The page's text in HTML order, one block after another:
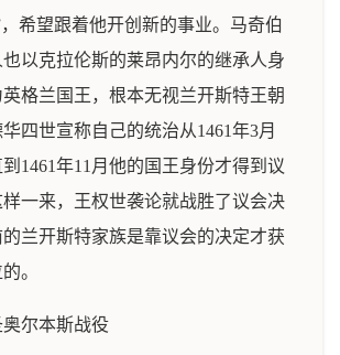
希望跟着他开创新的事业。马奇伯
以克拉伦斯的莱昂内尔的继承人身
格兰国王，根本无视兰开斯特王朝
四世宣称自己的统治从1461年3月
1461年11月他的国王身份才得到议
一来，王权世袭论就战胜了议会决
兰开斯特家族是靠议会的决定才获
。
尔本斯战役